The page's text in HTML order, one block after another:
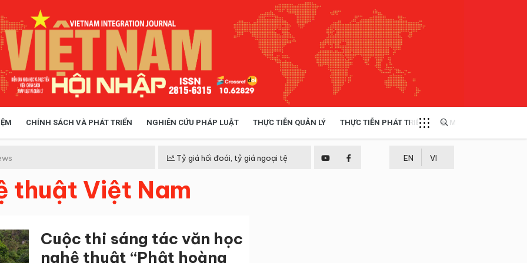
CHÍNH SÁCH VÀ PHÁT TRIỂN NGHIÊN CỨU PHÁP LUẬT THỰC TIỄN QUẢN LÝ THỰC TIỄN PHÁT TRIỂN MULTIMEDIA
Tỷ giá hối đoái, tỷ giá ngoại tệ EN VI
thuật Việt Nam
Cuộc thi sáng tác văn học
nghệ thuật “Phật hoàng